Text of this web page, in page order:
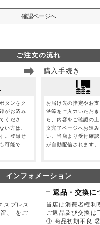
ご注文の流れ
タンをク
がお済み
くださ
い方は、
。登録せ
可能で
購入手続き
お届け先の指定やお
法等をご入力いただき
ら、内容をご確認の
文完了ページへお進み
い。当店より受付確
が自動配信されます。
インフォメーション
スプレス
、 をご
返品・交換に
当店は消費者権利
ご返品及び交換は
① 商品初期不良